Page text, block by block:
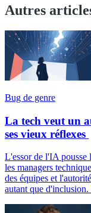
Autres
Bug de genre
La tech veut un
ses vieux réflexes
L'essor de l'IA pousse
les managers
des équipes et
autant que